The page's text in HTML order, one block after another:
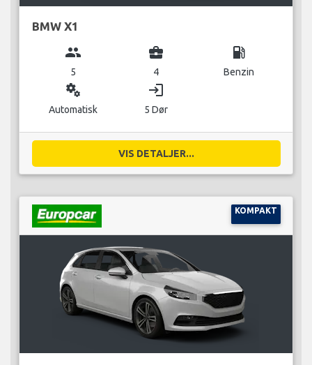
BMW X1
group
5
business_center
4
local_gas_station
Benzin
miscellaneous_services
Automatisk
login
5 Dør
VIS DETALJER...
KOMPAKT